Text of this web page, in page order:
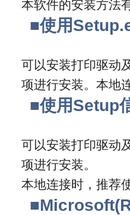
本软件的安装方法
■使用
可以安装打印驱动
项进行安装。本地
■使用Setup
可以安装打印驱动
项进行安装。
本地连接时，推荐